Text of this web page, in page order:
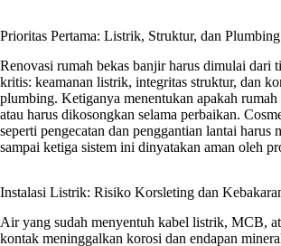
Prioritas Pertama: Listrik, Struktur, dan Plumbing
Renovasi rumah bekas banjir harus dimulai dari
kritis: keamanan listrik, integritas struktur, dan
plumbing. Ketiganya menentukan apakah
atau harus dikosongkan selama perbaikan.
seperti pengecatan dan penggantian lantai harus
sampai ketiga sistem ini dinyatakan aman oleh
Instalasi Listrik: Risiko Korsleting dan
Air yang sudah menyentuh kabel listrik, MCB,
kontak meninggalkan korosi dan endapan